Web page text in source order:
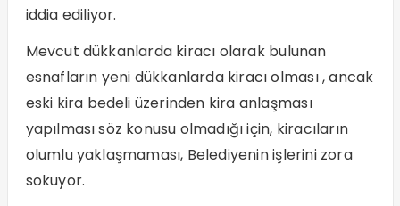
iddia ediliyor.
Mevcut dükkanlarda kiracı olarak bulunan
esnafların yeni dükkanlarda kiracı olması , ancak
eski kira bedeli üzerinden kira anlaşması
yapılması söz konusu olmadığı için, kiracıların
olumlu yaklaşmaması, Belediyenin işlerini zora
sokuyor.